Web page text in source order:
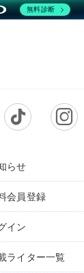
らせ
会員登録
イン
ライター一覧
無料診断